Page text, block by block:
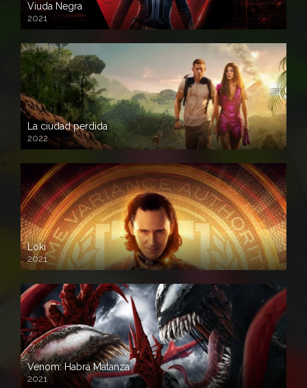
Viuda Negra
2021
La ciudad perdida
2022
Loki
2021
Venom: Habrá Matanza
2021